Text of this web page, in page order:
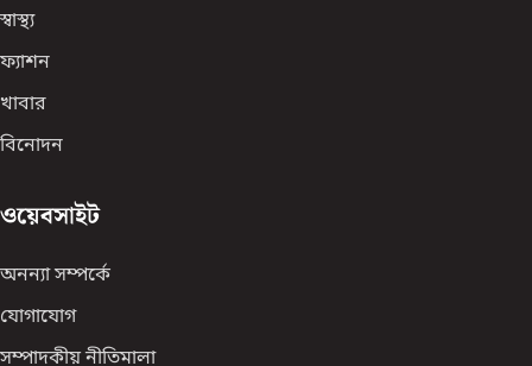
স্বাস্থ্য
ফ্যাশন
খাবার
বিনোদন
ওয়েবসাইট
অনন্যা সম্পর্কে
যোগাযোগ
সম্পাদকীয় নীতিমালা